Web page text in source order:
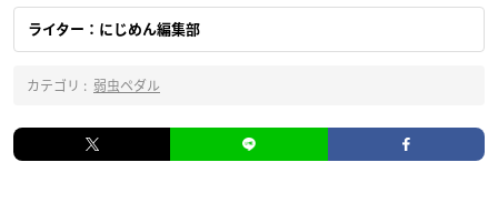
ライター：にじめん編集部
カテゴリ : 弱虫ペダル